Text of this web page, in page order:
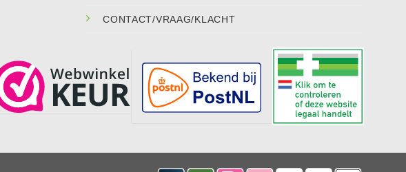
CONTACT/VRAAG/KLACHT